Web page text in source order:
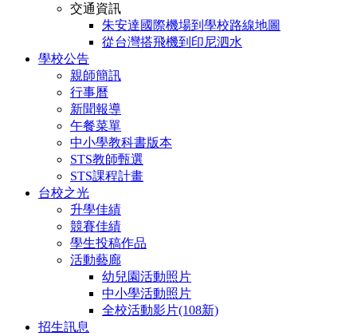
交通資訊
朱安達國際機場到學校路線地圖
從台灣搭飛機到印尼泗水
學校公告
親師簡訊
行事曆
新聞報導
午餐菜單
中小學教科書版本
STS教師甄選
STS課程計畫
台校之光
升學佳績
競賽佳績
學生投稿作品
活動藝廊
幼兒園活動照片
中小學活動照片
全校活動影片(108新)
招生訊息